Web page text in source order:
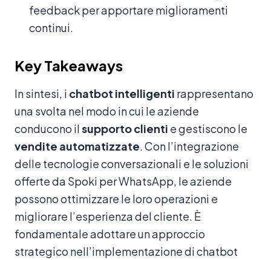
feedback per apportare miglioramenti
continui.
Key Takeaways
In sintesi, i chatbot intelligenti rappresentano
una svolta nel modo in cui le aziende
conducono ilsupporto clienti e gestiscono le
vendite automatizzate. Con l’integrazione
delle tecnologie conversazionali e le soluzioni
offerte da Spoki per WhatsApp, le aziende
possono ottimizzare le loro operazioni e
migliorare l’esperienza del cliente. È
fondamentale adottare un approccio
strategico nell’implementazione di chatbot